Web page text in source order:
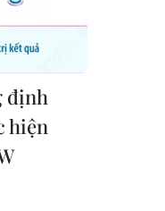
định
hiện